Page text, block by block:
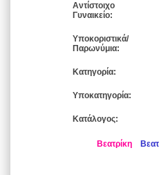
Αντίστοιχο
Γυναικείο:
Υποκοριστικά/
Παρωνύμια:
Κατηγορία:
Υποκατηγορία:
Κατάλογος:
Βεατρίκη